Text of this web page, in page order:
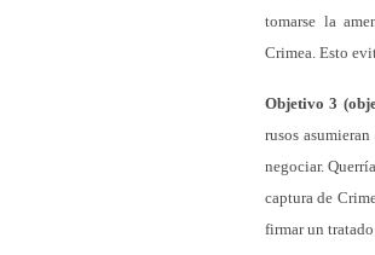
tomarse la
Crimea. Esto
Objetivo 3
rusos
negociar.
captura de
firmar un